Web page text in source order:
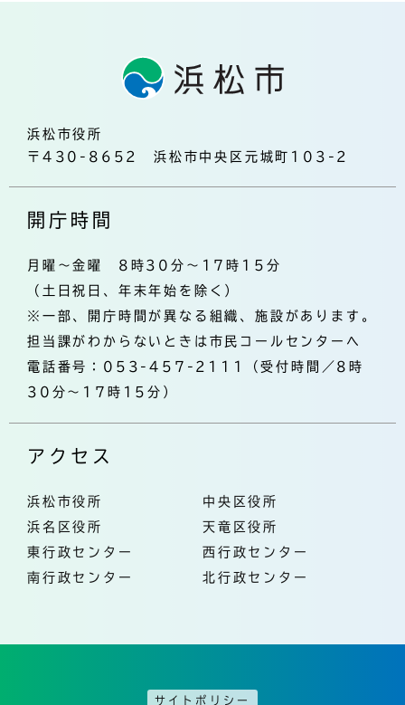
浜松市役所
〒430-8652 浜松市中央区元城町103-2
開庁時間
月曜～金曜 8時30分～17時15分
（土日祝日、年末年始を除く）
※一部、開庁時間が異なる組織、施設があります。
担当課がわからないときは市民コールセンターへ
電話番号：053-457-2111（受付時間／8時
30分～17時15分）
アクセス
浜松市役所
中央区役所
浜名区役所
天竜区役所
東行政センター
西行政センター
南行政センター
北行政センター
サイトポリシー